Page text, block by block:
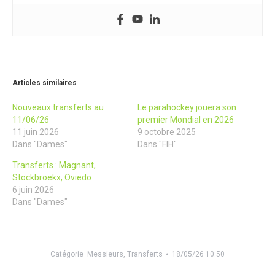
Articles similaires
Nouveaux transferts au
11/06/26
11 juin 2026
Dans "Dames"
Le parahockey jouera son
premier Mondial en 2026
9 octobre 2025
Dans "FIH"
Transferts : Magnant,
Stockbroekx, Oviedo
6 juin 2026
Dans "Dames"
Catégorie Messieurs Transferts 18/05/26 10:50